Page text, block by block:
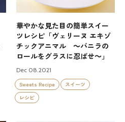
華やかな見た目の簡単スイー
ツレシピ「ヴェリーヌ エキゾ
チックアニマル ～バニラの
ロールをグラスに忍ばせ～」
Dec 08.2021
Sweets Recipe
スイーツ
レシピ